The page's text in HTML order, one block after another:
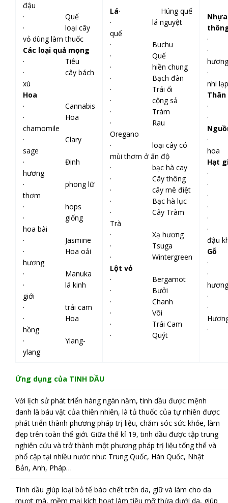
đậu
· Quế
· loại cây
vỏ dùng làm thuốc
Các loại quả mọng
· Tiêu
· cây bách
xù
Hoa
· Cannabis
· Hoa
chamomile
· Clary
sage
· Đinh
hương
· phong lữ
thơm
· hops
· giống
hoa bài
· Jasmine
· Hoa oải
hương
· Manuka
· lá kinh
giới
· trái cam
· Hoa
hồng
· Ylang-
ylang
Lá· Húng quế
· lá nguyệt
quế
· Buchu
· Quế
· hiền chung
· Bạch đàn
· Trái ổi
· cộng sả
· Tràm
· Rau
Oregano
· loại cây có
mùi thơm ở ấn độ
· bạc hà cay
· Cây thông
· cây mê điệt
· Bạc hà lục
· Cây Tràm
Trà
· Xạ hương
· Tsuga
· Wintergreen
Lột vỏ
· Bergamot
· Bưởi
· Chanh
· Vôi
· Trái Cam
· Quýt
Nhựa
·
hương
·
nhi lạp
Thân
·
·
·
hoa
Hạt
·
·
·
·
·
·
đậu
Gỗ
·
·
hương
·
·
·
Ứng dụng của TINH DẦU
Với lịch sử phát triển hàng ngàn năm, tinh dầu được mệnh
danh là báu vật của thiên nhiên, là tủ thuốc của tự nhiên được
phát triển thành phương pháp trị liệu, chăm sóc sức khỏe, làm
đẹp trên toàn thế giới. Giữa thế kỉ 19, tinh dầu được tập trung
nghiên cứu và trở thành một phương pháp trị liệu tổng thể và
phổ cập tại nhiều nước như: Trung Quốc, Hàn Quốc, Nhật
Bản, Anh, Pháp…
Tinh dầu giúp loại bỏ tế bào chết trên da, giữ và làm cho da
mượt mà, mềm mại kích hoạt làm tiêu mỡ thừa dưới da, giúp